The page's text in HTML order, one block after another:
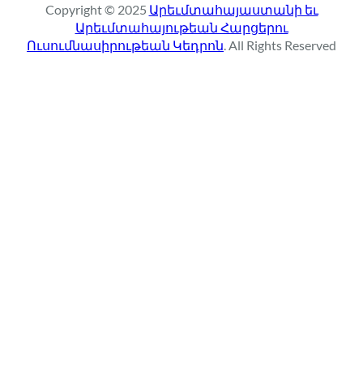
c
h
Copyright © 2025 Արեւմտահայաստանի եւ
Արեւմտահայութեան Հարցերու
Ուսումնասիրութեան Կեդրոն. All Rights Reserved